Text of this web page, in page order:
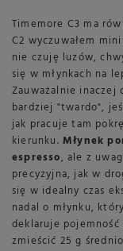
Timemore C3 ma
C2 wyczuwałem
nie czuję luzów,
się w młynkach na
Zauważalnie inaczej
bardziej "twardo",
jak pracuje tam
kierunku. Młynek
espresso, ale z
precyzyjna, jak w
się w idealny czas
nadal o młynku,
deklaruje
zmieścić 25 g